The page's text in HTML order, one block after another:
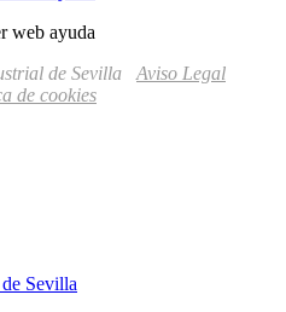
de Sevilla Aviso Legal
de cookies